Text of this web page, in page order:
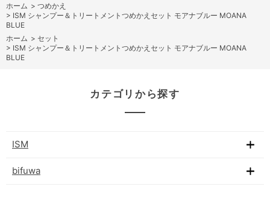
ホーム > つめかえ
> ISM シャンプー＆トリートメントつめかえセット モアナブルー MOANA
BLUE
ホーム > セット
> ISM シャンプー＆トリートメントつめかえセット モアナブルー MOANA
BLUE
カテゴリから探す
ISM
bifuwa